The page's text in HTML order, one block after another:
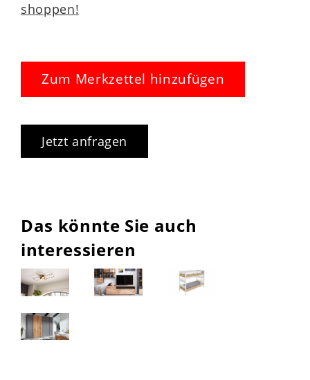
shoppen!
Zum Merkzettel hinzufügen
Jetzt anfragen
Das könnte Sie auch
interessieren